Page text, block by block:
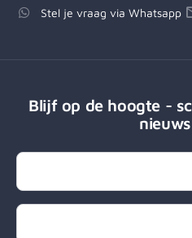
Stel je vraag via Whatsapp
Blijf op de hoogte -